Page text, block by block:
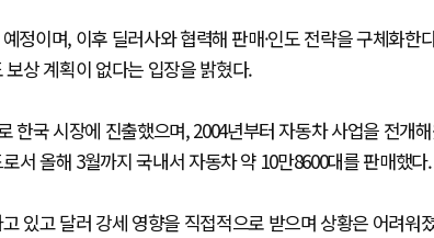
정이며, 이후 딜러사와 협력해 판매·인도 전략을 구체화한
상 계획이 없다는 입장을 밝혔다.
한국 시장에 진출했으며, 2004년부터 자동차 사업을 전개
서 올해 3월까지 국내서 자동차 약 10만8600대를 판매했다.
있고 달러 강세 영향을 직접적으로 받으며 상황은 어려워